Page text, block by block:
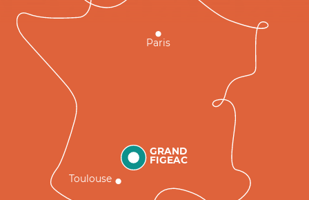
GRAND
FIGEAC
Toulouse
Paris